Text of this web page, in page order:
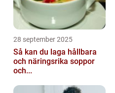
28 september 2025
Så kan du laga hållbara
och näringsrika soppor
och...